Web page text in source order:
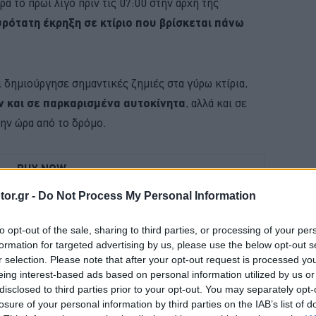
- Do Not Process My Personal Information
opt-out of the sale, sharing to third parties, or processing of your
for targeted advertising by us, please use the below opt-out
selection. Please note that after your opt-out request is processed
interest-based ads based on personal information utilized by us
to third parties prior to your opt-out. You may separately
of your personal information by third parties on the IAB’s list of
έκρηξη σε κτίριο που βρίσκεται πάνω
σημαντικές ζημιές στα γύρω κτίρια,
σε παρκαρισμένα αυτοκίνητα, αλλά και σε
ώρα από το δρόμο.
BUY NOW
PUMA ΑΠΟ 21.528 ΕΥΡΩ
ΝΕΑ MERCEDES GLB
JUNIOR ME 8 ΧΡΟΝΙΑ ΕΓΓΥΗΣΗ
4 ΕΠΙΣΤΡΕΦΕΙ -ΠΟΣΟ ΚΟΣΤΙΖΕΙ